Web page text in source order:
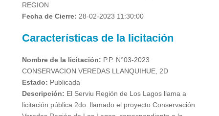
REGION
Fecha de Cierre: 28-02-2023 11:30:00
Características de la licitación
Nombre de la licitación: P.P. N°03-2023
CONSERVACION VEREDAS LLANQUIHUE, 2D
Estado: Publicada
Descripción: El Serviu Región de Los Lagos llama a
licitación pública 2do. llamado el proyecto Conservación